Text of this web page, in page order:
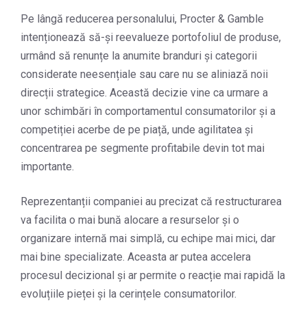
Pe lângă reducerea personalului, Procter & Gamble
intenționează să-și reevalueze portofoliul de produse,
urmând să renunțe la anumite branduri și categorii
considerate neesențiale sau care nu se aliniază noii
direcții strategice. Această decizie vine ca urmare a
unor schimbări în comportamentul consumatorilor și a
competiției acerbe de pe piață, unde agilitatea și
concentrarea pe segmente profitabile devin tot mai
importante.
Reprezentanții companiei au precizat că restructurarea
va facilita o mai bună alocare a resurselor și o
organizare internă mai simplă, cu echipe mai mici, dar
mai bine specializate. Aceasta ar putea accelera
procesul decizional și ar permite o reacție mai rapidă la
evoluțiile pieței și la cerințele consumatorilor.